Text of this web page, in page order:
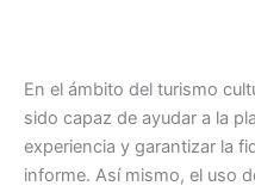
En el ámbito del turismo
sido capaz de ayudar a la
experiencia y garantizar la
informe. Así mismo, el uso